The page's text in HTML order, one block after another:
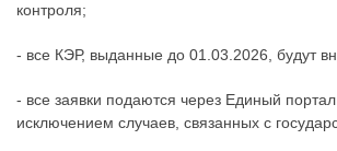
контроля;
- все КЭР, выданные до 01.03.2026, будут
- все заявки подаются через Единый портал
исключением случаев, связанных с